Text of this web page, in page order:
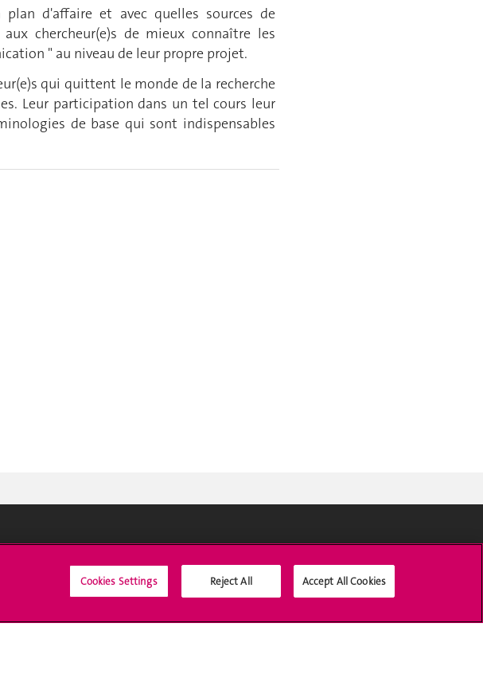
d'affaire et avec quelles sources de
chercheur(e)s de mieux connaître les
" au niveau de leur propre projet.
qui quittent le monde de la recherche
Leur participation dans un tel cours leur
de base qui sont indispensables
Cookies Settings Reject All Accept All Cookies